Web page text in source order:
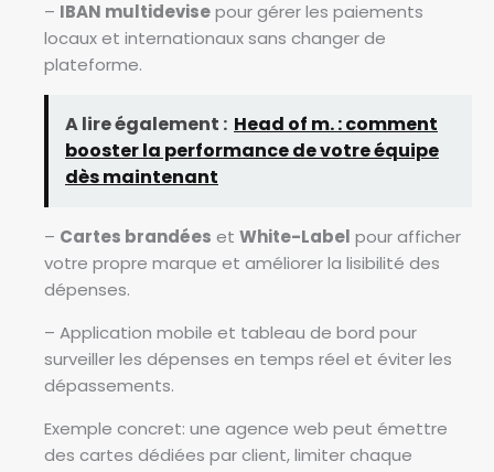
– IBAN multidevisepour gérer les paiements
locaux et internationaux sans changer de
plateforme.
A lire également : Head of m. : comment
booster la performance de votre équipe
dès maintenant
– Cartes brandées et White-Label pour afficher
votre propre marque et améliorer la lisibilité des
dépenses.
– Application mobile et tableau de bord pour
surveiller les dépenses en temps réel et éviter les
dépassements.
Exemple concret: une agence web peut émettre
des cartes dédiées par client, limiter chaque